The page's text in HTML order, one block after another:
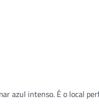
azul intenso. É o local